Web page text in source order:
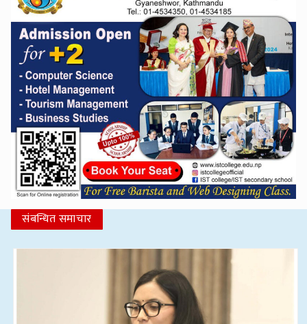
संबन्धित समाचार